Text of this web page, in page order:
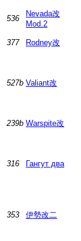
536
Nevada改
Mod.2
377 Rodney改
527b Valiant改
239b Warspite改
316 Гангут два
353 伊勢改二